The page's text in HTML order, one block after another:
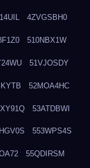
4ZVGSBH0
510NBX1W
51VJOSDY
52MOA4HC
53ATDBWI
553WPS4S
55QDIRSM